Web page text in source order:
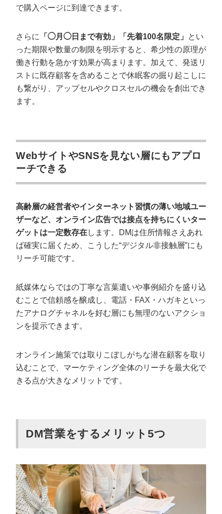
で購入ページに到達できます。
さらに 「◯月◯日まで有効」「先着100名限定」
とい
った期限や数量の制限を明示すると、希少性の原理が
働き行動を急かす効果が高まります。加えて、発送リ
ストに既存顧客を含めることで休眠客の掘り起こしに
も繋がり、アップセルやクロスセルの機会を創出でき
ます。
WebサイトやSNSを見ない層にもアプロ
ーチできる
高齢層の経営者やインターネット習慣の薄い地域ユー
ザーなど、オンライン広告では接点を持ちにくいター
ゲットは一定数存在します。DMは住所情報さえあれ
ば確実に届くため、こうした“デジタル非接触層”にも
リーチ可能です。
紙媒体ならではの丁寧な言葉遣いや事例紹介を盛り込
むことで信頼感を醸成し、電話・FAX・ハガキといっ
たアナログチャネルを好む層にも無理のないアクショ
ンを提示できます。
オンライン施策では取りこぼしがちな潜在顧客を取り
込むことで、マーケティング全体のリーチを最大化で
きる点が大きなメリットです。
DM営業をするメリット5つ